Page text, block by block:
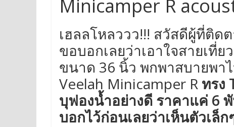
Minicamper R
เฮลลโหลววว!!! สวัสดีผู้ที่ติด
ขอบอกเลยว่าเอาใจสายเที่
ขนาด 36 นิ้ว พกพาสบายพา
Veelah Minicamper R ทรง
บุฟองน้ำอย่างดี ราคาแค่ 6
บอกไว้ก่อนเลยว่าเห็นตัวเล็